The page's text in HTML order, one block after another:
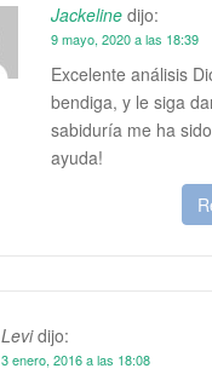
Jackeline dijo:
9 mayo, 2020 a las 18:39
Excelente análisis
bendiga, y le siga
sabiduría me ha
ayuda!
Levi dijo:
3 enero, 2016 a las 18:08